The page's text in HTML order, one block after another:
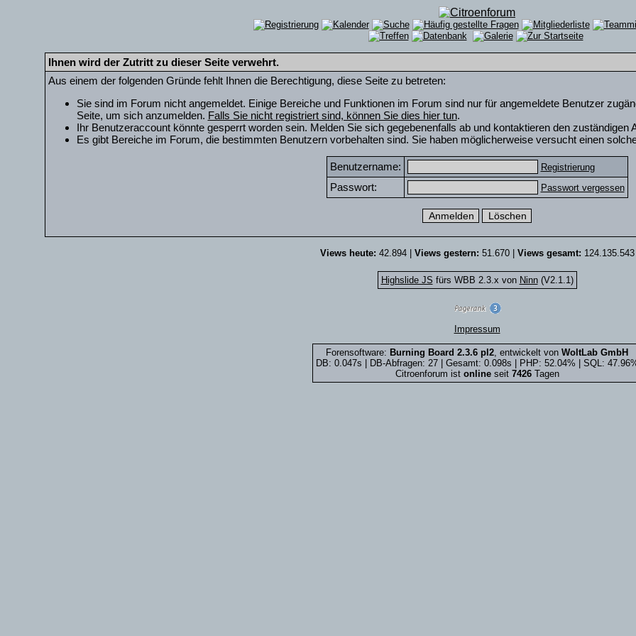
Ihnen wird der Zutritt zu dieser Seite verwehrt.
Aus einem der folgenden Gründe fehlt Ihnen die Berechtigung, diese Seite zu betreten:
Sie sind im Forum nicht angemeldet. Einige Bereiche und Funktionen im Forum sind nur für angemeldete Benutzer
Seite, um sich anzumelden. Falls Sie nicht registriert sind, können Sie dies hier tun.
Ihr Benutzeraccount könnte gesperrt worden sein. Melden Sie sich gegebenenfalls ab und kontaktieren den zuständigen
Es gibt Bereiche im Forum, die bestimmten Benutzern vorbehalten sind. Sie haben möglicherweise versucht einen
Benutzername: Registrierung
Passwort: Passwort vergessen
Views heute: 42.894 | Views gestern: 51.670 | Views gesamt: 124.135.543
Highslide JS fürs WBB 2.3.x von Ninn(V2.1.1)
Impressum
Forensoftware: Burning Board 2.3.6 pl2, entwickelt von WoltLab GmbH
DB: 0.047s | DB-Abfragen: 27 | Gesamt: 0.098s | PHP: 52.04% | SQL:
Citroenforum ist onlineseit 7426Tagen